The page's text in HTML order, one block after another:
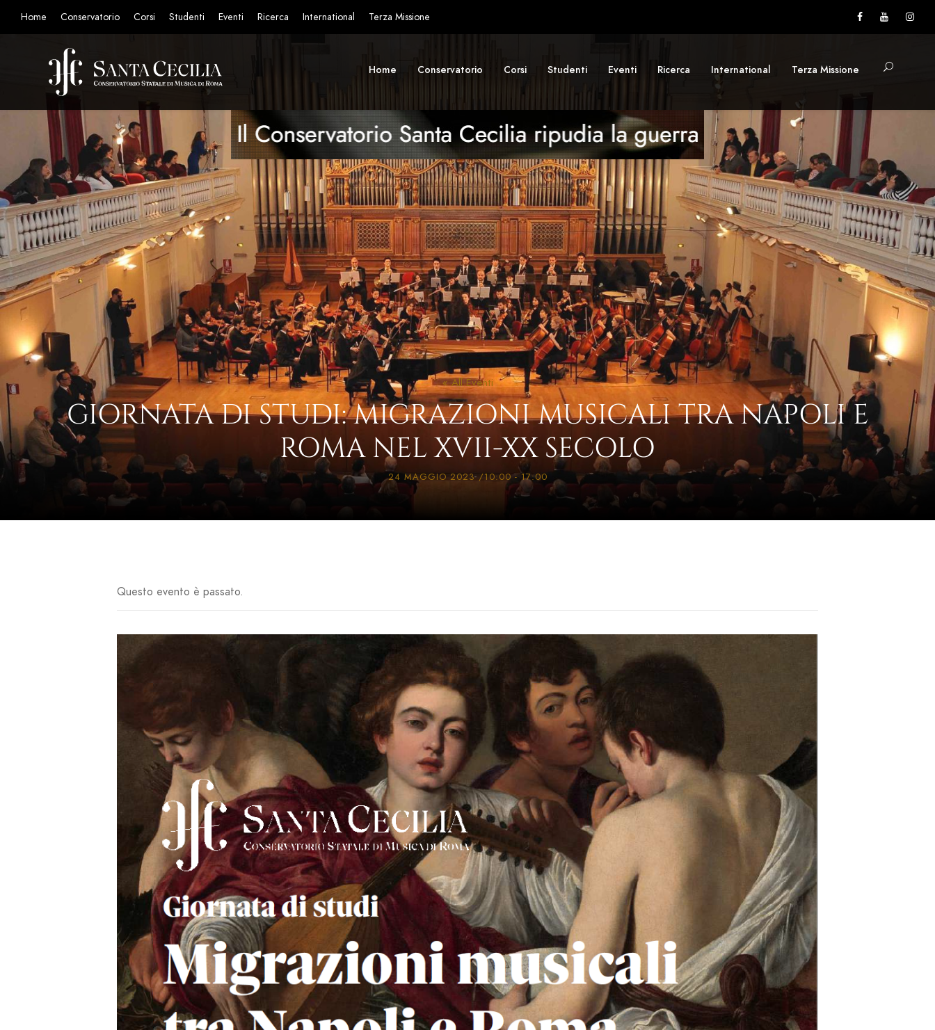
Home Conservatorio Corsi Studenti Eventi Ricerca International Terza Missione
Home Conservatorio Corsi Studenti Eventi Ricerca International Terza Missione
« All Eventi
GIORNATA DI STUDI: MIGRAZIONI MUSICALI TRA NAPOLI E
ROMA NEL XVII-XX SECOLO
24 MAGGIO 2023 /10:00-17:00
Questo evento è passato.